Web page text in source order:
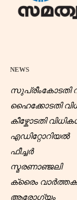
NEWS
സുപ്രീംകോടതി
ഹൈക്കോടതി
കീഴ്കോടതി
എഡിറ്റോറിയൽ
ഫീച്ചർ
സ്മരണാഞ്ജലി
ക്രൈം
ആരോഗ്യം